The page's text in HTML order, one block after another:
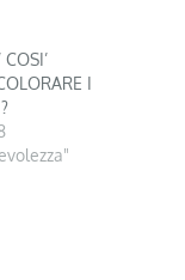
COSI’
I